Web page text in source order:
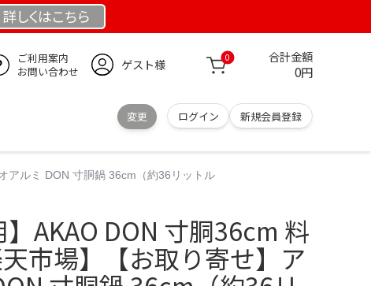
詳しくはこちら
ご利用案内
お問い合わせ
ゲスト様 0 合計金額
0円
変更 ログイン 新規会員登録
アルミ DON 寸胴鍋 36cm（約36リットル
】AKAO DON 寸胴36cm 料
市場】【お取り寄せ】ア